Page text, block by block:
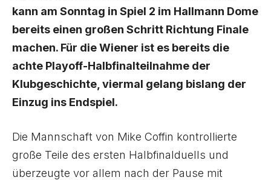
kann am Sonntag in Spiel 2 im Hallmann Dome
bereits einen großen Schritt Richtung Finale
machen. Für die Wiener ist es bereits die
achte Playoff-Halbfinalteilnahme der
Klubgeschichte, viermal gelang bislang der
Einzug ins Endspiel.
Die Mannschaft von Mike Coffin kontrollierte
große Teile des ersten Halbfinalduells und
überzeugte vor allem nach der Pause mit